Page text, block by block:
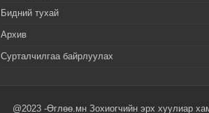
Бидний тухай
Архив
Сурталчилгаа байрлуулах
@2023 -Өглөө.мн Зохиогчийн эрх хуулиар